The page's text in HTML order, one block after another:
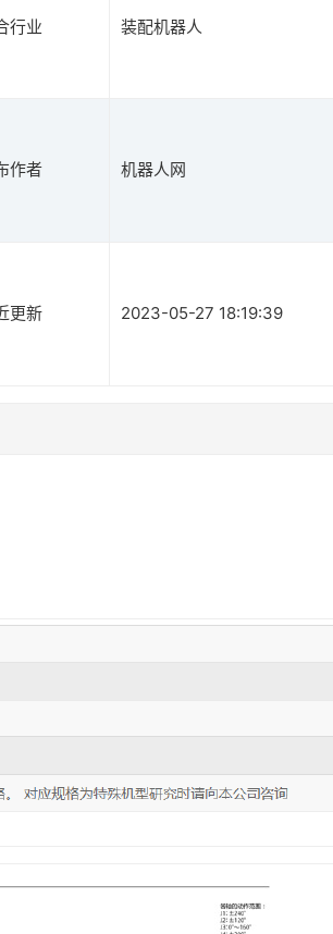
行业 装配机器人
作者 机器人网
更新 2023-05-27 18:19:39